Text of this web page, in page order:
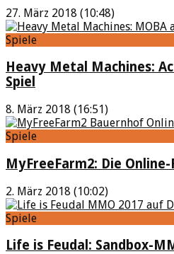
27. März 2018 (10:48)
Spiele
Heavy Metal Machines:
Spiel
8. März 2018 (16:51)
Spiele
MyFreeFarm2: Die Online-
2. März 2018 (10:02)
Spiele
Life is Feudal: Sandbox-